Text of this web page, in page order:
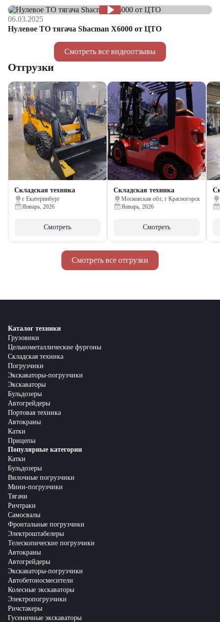
Смотреть все видеоотзывы
06.03.2025
Нулевое ТО тягача Shacman Х6000 от ЦТО
Смотреть все отгрузки
Отгрузки
Складская техника
г Екатеринбург
Январь, 2026
Смотреть
Складская техника
Московская обл, г Красногорск
Январь, 2026
Смотреть
Каталог техники
Грузовики
Цельнометаллические фургоны
Складская техника
Погрузчики
Экскаваторы-погрузчики
Экскаваторы
Бульдозеры
Автогрейдеры
Портовая техника
Автокраны
Катки
Прицепы
Популярные категории
Катки
Бульдозеры
Вилочные погрузчики
Мини-погрузчики
Тягачи
Ричтраки
Самосвалы
Фронтальные погрузчики
Электроштабелеры
Телескопические погрузчики
Автокраны
Автогрейдеры
Экскаваторы-погрузчики
Автобетоносмесители
Колесные экскаваторы
Электропогрузчики
Ричстакеры
Гусеничные экскаваторы